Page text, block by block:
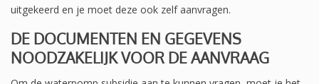
uitgekeerd en je moet deze ook zelf aanvragen.
DE DOCUMENTEN EN GEGEVENS
NOODZAKELIJK VOOR DE AANVRAAG